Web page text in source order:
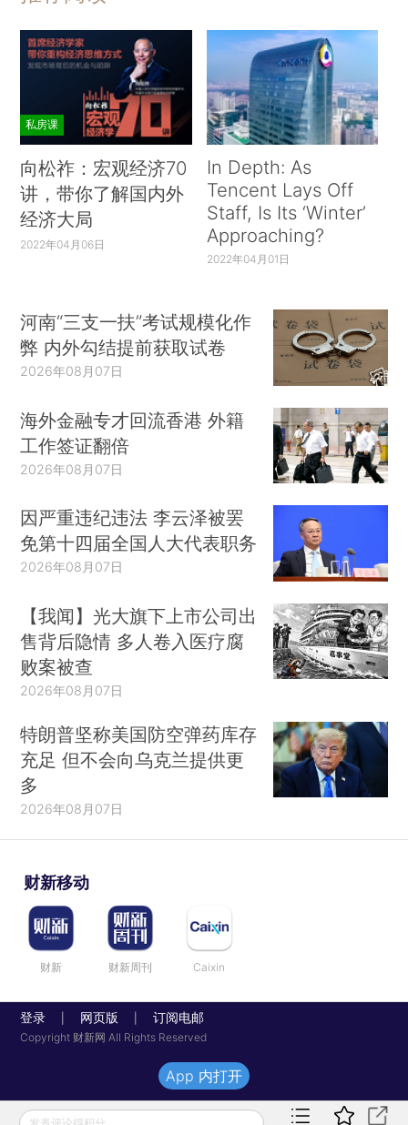
私房课
向松祚：宏观经济70
讲，带你了解国内外
经济大局
2022年04月06日
In Depth: As
Tencent Lays Off
Staff, Is Its ‘Winter’
Approaching?
2022年04月01日
河南“三支一扶”考试规模化作
弊 内外勾结提前获取试卷
2026年08月07日
海外金融专才回流香港 外籍
工作签证翻倍
2026年08月07日
因严重违纪违法 李云泽被罢
免第十四届全国人大代表职务
2026年08月07日
【我闻】光大旗下上市公司出
售背后隐情 多人卷入医疗腐
败案被查
2026年08月07日
特朗普坚称美国防空弹药库存
充足 但不会向乌克兰提供更
多
2026年08月07日
财新移动
财新 财新周刊 Caixin
登录 网页版 订阅电邮
Copyright 财新网 All Rights Reserved
发表评论得积分
App 内打开